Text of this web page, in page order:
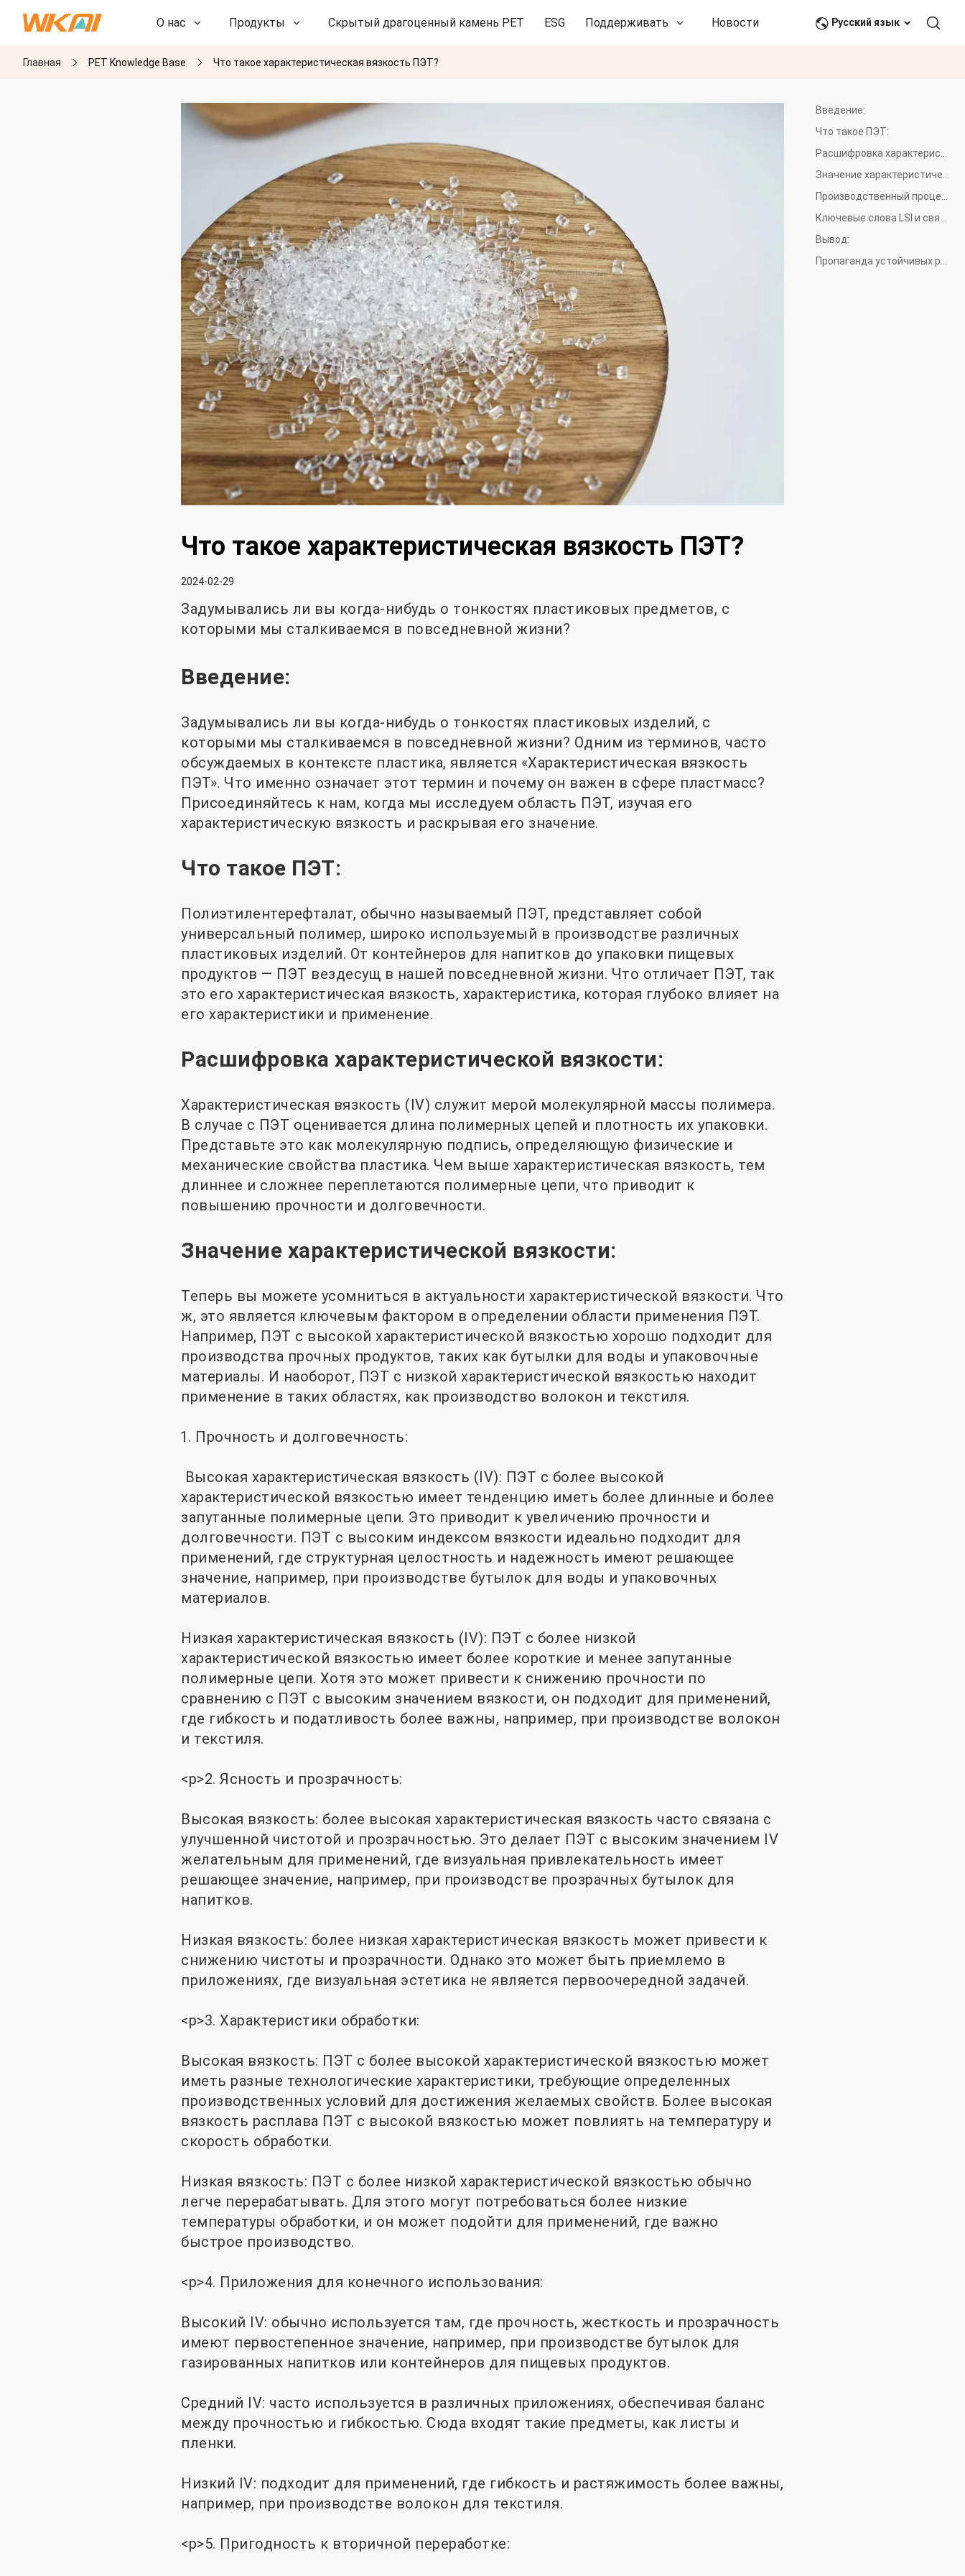
О нас Продукты Скрытый драгоценный камень PET ESG Поддерживать Новости и события Связаться с нами
НИОКР
Русский язык
Главная PET Knowledge Base Что такое характеристическая вязкость ПЭТ?
Введение:
Что такое ПЭТ:
Вывод:
Что такое характеристическая вязкость ПЭТ?
2024-02-29
Задумывались ли вы когда-нибудь о тонкостях пластиковых предметов, с
которыми мы сталкиваемся в повседневной жизни?
Введение:
Задумывались ли вы когда-нибудь о тонкостях пластиковых изделий, с
которыми мы сталкиваемся в повседневной жизни? Одним из терминов, часто
обсуждаемых в контексте пластика, является «Характеристическая вязкость
ПЭТ». Что именно означает этот термин и почему он важен в сфере пластмасс?
Присоединяйтесь к нам, когда мы исследуем область ПЭТ, изучая его
характеристическую вязкость и раскрывая его значение.
Что такое ПЭТ:
Полиэтилентерефталат, обычно называемый ПЭТ, представляет собой
универсальный полимер, широко используемый в производстве различных
пластиковых изделий. От контейнеров для напитков до упаковки пищевых
продуктов — ПЭТ вездесущ в нашей повседневной жизни. Что отличает ПЭТ, так
это его характеристическая вязкость, характеристика, которая глубоко влияет на
его характеристики и применение.
Расшифровка характеристической вязкости:
Характеристическая вязкость (IV) служит мерой молекулярной массы полимера.
В случае с ПЭТ оценивается длина полимерных цепей и плотность их упаковки.
Представьте это как молекулярную подпись, определяющую физические и
механические свойства пластика. Чем выше характеристическая вязкость, тем
длиннее и сложнее переплетаются полимерные цепи, что приводит к
повышению прочности и долговечности.
Значение характеристической вязкости:
Теперь вы можете усомниться в актуальности характеристической вязкости. Что
ж, это является ключевым фактором в определении области применения ПЭТ.
Например, ПЭТ с высокой характеристической вязкостью хорошо подходит для
производства прочных продуктов, таких как бутылки для воды и упаковочные
материалы. И наоборот, ПЭТ с низкой характеристической вязкостью находит
применение в таких областях, как производство волокон и текстиля.
Прочность и долговечность:
Высокая характеристическая вязкость (IV): ПЭТ с более высокой
характеристической вязкостью имеет тенденцию иметь более длинные и более
запутанные полимерные цепи. Это приводит к увеличению прочности и
долговечности. ПЭТ с высоким индексом вязкости идеально подходит для
применений, где структурная целостность и надежность имеют решающее
значение, например, при производстве бутылок для воды и упаковочных
материалов.
Низкая характеристическая вязкость (IV): ПЭТ с более низкой
характеристической вязкостью имеет более короткие и менее запутанные
полимерные цепи. Хотя это может привести к снижению прочности по
сравнению с ПЭТ с высоким значением вязкости, он подходит для применений,
где гибкость и податливость более важны, например, при производстве волокон
и текстиля.
<р>2. Ясность и прозрачность:
Высокая вязкость: более высокая характеристическая вязкость часто связана с
улучшенной чистотой и прозрачностью. Это делает ПЭТ с высоким значением IV
желательным для применений, где визуальная привлекательность имеет
решающее значение, например, при производстве прозрачных бутылок для
напитков.
Низкая вязкость: более низкая характеристическая вязкость может привести к
снижению чистоты и прозрачности. Однако это может быть приемлемо в
приложениях, где визуальная эстетика не является первоочередной задачей.
<р>3. Характеристики обработки:
Высокая вязкость: ПЭТ с более высокой характеристической вязкостью может
иметь разные технологические характеристики, требующие определенных
производственных условий для достижения желаемых свойств. Более высокая
вязкость расплава ПЭТ с высокой вязкостью может повлиять на температуру и
скорость обработки.
Низкая вязкость: ПЭТ с более низкой характеристической вязкостью обычно
легче перерабатывать. Для этого могут потребоваться более низкие
температуры обработки, и он может подойти для применений, где важно
быстрое производство.
<р>4. Приложения для конечного использования:
Высокий IV: обычно используется там, где прочность, жесткость и прозрачность
имеют первостепенное значение, например, при производстве бутылок для
газированных напитков или контейнеров для пищевых продуктов.
Средний IV: часто используется в различных приложениях, обеспечивая баланс
между прочностью и гибкостью. Сюда входят такие предметы, как листы и
пленки.
Низкий IV: подходит для применений, где гибкость и растяжимость более важны,
например, при производстве волокон для текстиля.
<р>5. Пригодность к вторичной переработке: